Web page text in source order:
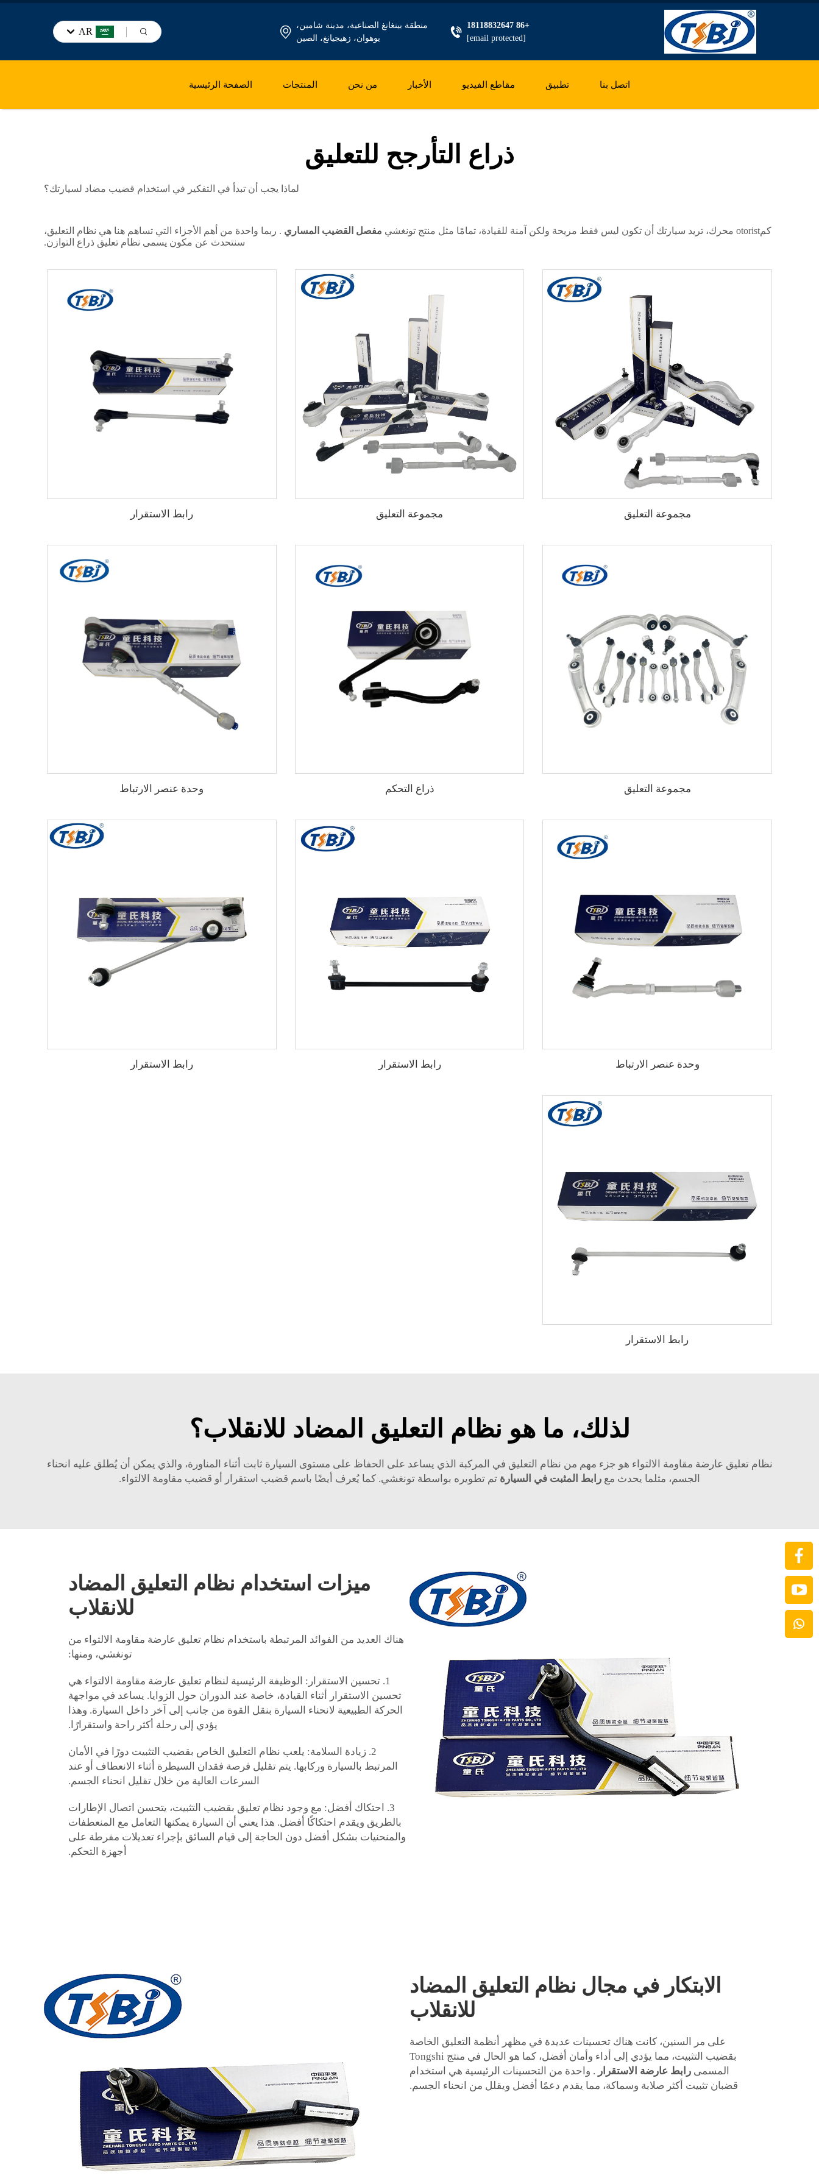
+86 18118832647
[email protected]
منطقة بينغانغ الصناعية، مدينة شامين،
يوهوان، زهيجيانغ، الصين
AR
الصفحة الرئيسية المنتجات من نحن الأخبار مقاطع الفيديو تطبيق اتصل بنا
ذراع التأرجح للتعليق
لماذا يجب أن تبدأ في التفكير في استخدام قضيب مضاد لسيارتك؟
كمotorist محرك، تريد سيارتك أن تكون ليس فقط مريحة ولكن آمنة للقيادة، تمامًا مثل منتج تونغشي مفصل القضيب المساري . ربما واحدة من أهم الأجزاء التي تساهم هنا هي نظام التعليق،
سنتحدث عن مكون يسمى نظام تعليق ذراع التوازن.
مجموعة التعليق مجموعة التعليق رابط الاستقرار
مجموعة التعليق ذراع التحكم وحدة عنصر الارتباط
وحدة عنصر الارتباط رابط الاستقرار رابط الاستقرار
رابط الاستقرار
لذلك، ما هو نظام التعليق المضاد للانقلاب؟
نظام تعليق عارضة مقاومة الالتواء هو جزء مهم من نظام التعليق في المركبة الذي يساعد على الحفاظ على مستوى السيارة ثابت أثناء المناورة، والذي يمكن أن يُطلق عليه انحناء
الجسم، مثلما يحدث مع رابط المثبت في السيارة تم تطويره بواسطة تونغشي. كما يُعرف أيضًا باسم قضيب استقرار أو قضيب مقاومة الالتواء.
ميزات استخدام نظام التعليق المضاد
للانقلاب
هناك العديد من الفوائد المرتبطة باستخدام نظام تعليق عارضة مقاومة الالتواء من
تونغشي، ومنها:
1. تحسين الاستقرار: الوظيفة الرئيسية لنظام تعليق عارضة مقاومة الالتواء هي
تحسين الاستقرار أثناء القيادة، خاصة عند الدوران حول الزوايا. يساعد في مواجهة
الحركة الطبيعية لانحناء السيارة بنقل القوة من جانب إلى آخر داخل السيارة. وهذا
يؤدي إلى رحلة أكثر راحة واستقرارًا.
2. زيادة السلامة: يلعب نظام التعليق الخاص بقضيب التثبيت دورًا في الأمان
المرتبط بالسيارة وركابها. يتم تقليل فرصة فقدان السيطرة أثناء الانعطاف أو عند
السرعات العالية من خلال تقليل انحناء الجسم.
3. احتكاك أفضل: مع وجود نظام تعليق بقضيب التثبيت، يتحسن اتصال الإطارات
بالطريق ويقدم احتكاكًا أفضل. هذا يعني أن السيارة يمكنها التعامل مع المنعطفات
والمنحنيات بشكل أفضل دون الحاجة إلى قيام السائق بإجراء تعديلات مفرطة على
أجهزة التحكم.
الابتكار في مجال نظام التعليق المضاد
للانقلاب
على مر السنين، كانت هناك تحسينات عديدة في مظهر أنظمة التعليق الخاصة
بقضيب التثبيت، مما يؤدي إلى أداء وأمان أفضل، كما هو الحال في منتج Tongshi
المسمى رابط عارضة الاستقرار . واحدة من التحسينات الرئيسية هي استخدام
قضبان تثبيت أكثر صلابة وسماكة، مما يقدم دعمًا أفضل ويقلل من انحناء الجسم.